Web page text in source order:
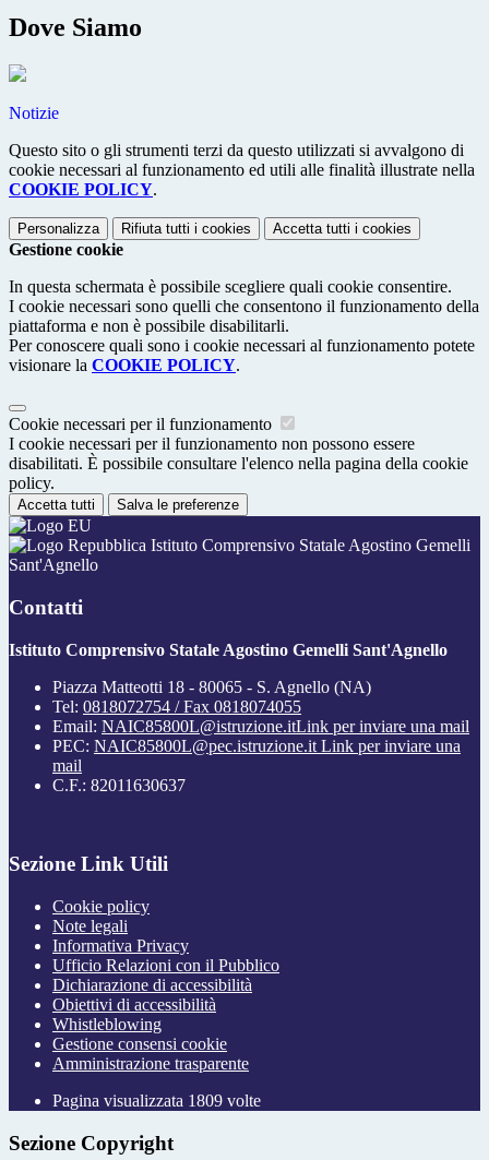
Dove Siamo
Notizie
Questo sito o gli strumenti terzi da questo utilizzati si avvalgono di
cookie necessari al funzionamento ed utili alle finalità illustrate nella
COOKIE POLICY.
Personalizza Rifiuta tutti i cookies Accetta tutti i cookies
Gestione cookie
In questa schermata è possibile scegliere quali cookie consentire.
I cookie necessari sono quelli che consentono il funzionamento della
piattaforma e non è possibile disabilitarli.
Per conoscere quali sono i cookie necessari al funzionamento potete
visionare la COOKIE POLICY.
Cookie necessari per il funzionamento
I cookie necessari per il funzionamento non possono essere
disabilitati. È possibile consultare l'elenco nella pagina della cookie
policy.
Accetta tutti Salva le preferenze
Istituto Comprensivo Statale Agostino Gemelli
Sant'Agnello
Contatti
Istituto Comprensivo Statale Agostino Gemelli Sant'Agnello
Piazza Matteotti 18 - 80065 - S. Agnello (NA)
Tel: 0818072754 / Fax 0818074055
Email: NAIC85800L@istruzione.itLink per inviare una mail
PEC: NAIC85800L@pec.istruzione.it Link per inviare una
mail
C.F.: 82011630637
Sezione Link Utili
Cookie policy
Note legali
Informativa Privacy
Ufficio Relazioni con il Pubblico
Dichiarazione di accessibilità
Obiettivi di accessibilità
Whistleblowing
Gestione consensi cookie
Amministrazione trasparente
Pagina visualizzata 1809 volte
Sezione Copyright